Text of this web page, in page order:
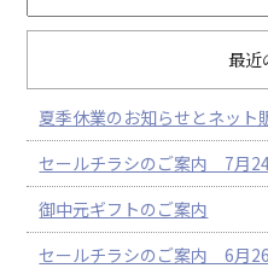
最近
夏季休業のお知らせとネット
セールチラシのご案内 7月
御中元ギフトのご案内
セールチラシのご案内 6月